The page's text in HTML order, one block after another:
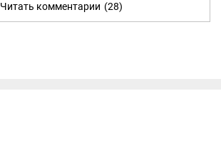
Читать комментарии (28)